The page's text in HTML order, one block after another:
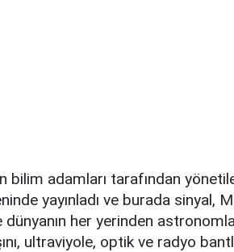
adamları tarafından
yayınladı ve burada sinyal,
her yerinden
ultraviyole, optik ve radyo